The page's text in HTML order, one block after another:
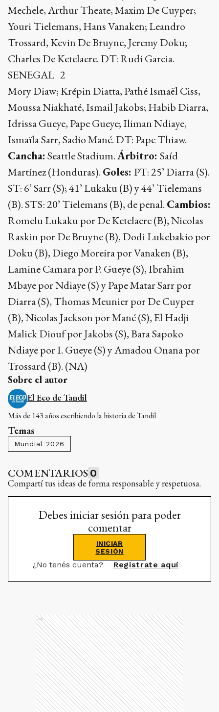
Mechele, Arthur Theate, Maxim De Cuyper;
Youri Tielemans, Hans Vanaken; Leandro
Trossard, Kevin De Bruyne, Jeremy Doku;
Charles De Ketelaere. DT: Rudi Garcia.
SENEGAL 2
Mory Diaw; Krépin Diatta, Pathé Ismaël Ciss,
Moussa Niakhaté, Ismail Jakobs; Habib Diarra,
Idrissa Gueye, Pape Gueye; Iliman Ndiaye,
Ismaïla Sarr, Sadio Mané. DT: Pape Thiaw.
Cancha: Seattle Stadium.Árbitro: Saíd
Martínez (Honduras). Goles: PT: 25’ Diarra (S).
ST: 6’ Sarr (S); 41’ Lukaku (B) y 44’ Tielemans
(B). STS: 20’ Tielemans (B), de penal. Cambios:
Romelu Lukaku por De Ketelaere (B), Nicolas
Raskin por De Bruyne (B), Dodi Lukebakio por
Doku (B), Diego Moreira por Vanaken (B),
Lamine Camara por P. Gueye (S), Ibrahim
Mbaye por Ndiaye (S) y Pape Matar Sarr por
Diarra (S), Thomas Meunier por De Cuyper
(B), Nicolas Jackson por Mané (S), El Hadji
Malick Diouf por Jakobs (S), Bara Sapoko
Ndiaye por I. Gueye (S) y Amadou Onana por
Trossard (B). (NA)
Sobre el autor
El Eco de Tandil
Más de 143 años escribiendo la historia de Tandil
Temas
Mundial 2026
COMENTARIOS 0
Compartí tus ideas de forma responsable y respetuosa.
Debes iniciar sesión para poder
comentar
INICIAR
SESIÓN
¿No tenés cuenta? Registrate aquí
Ads